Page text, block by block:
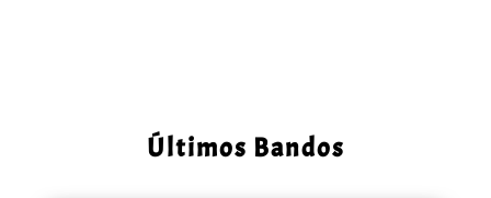
Últimos Bandos